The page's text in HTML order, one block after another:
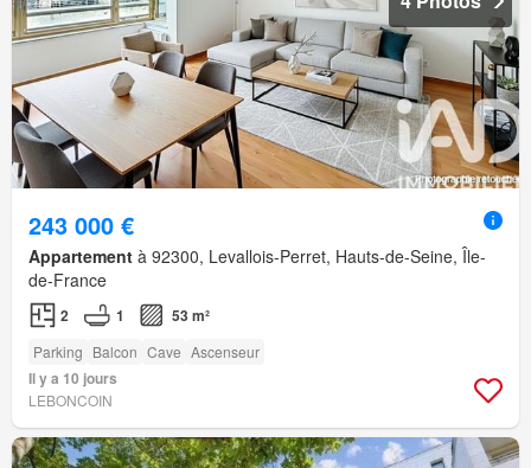
243 000 €
Appartement à 92300, Levallois-Perret, Hauts-de-Seine, Île-
de-France
2 1 53 m²
Parking Balcon Cave Ascenseur
Il y a 10 jours
LEBONCOIN